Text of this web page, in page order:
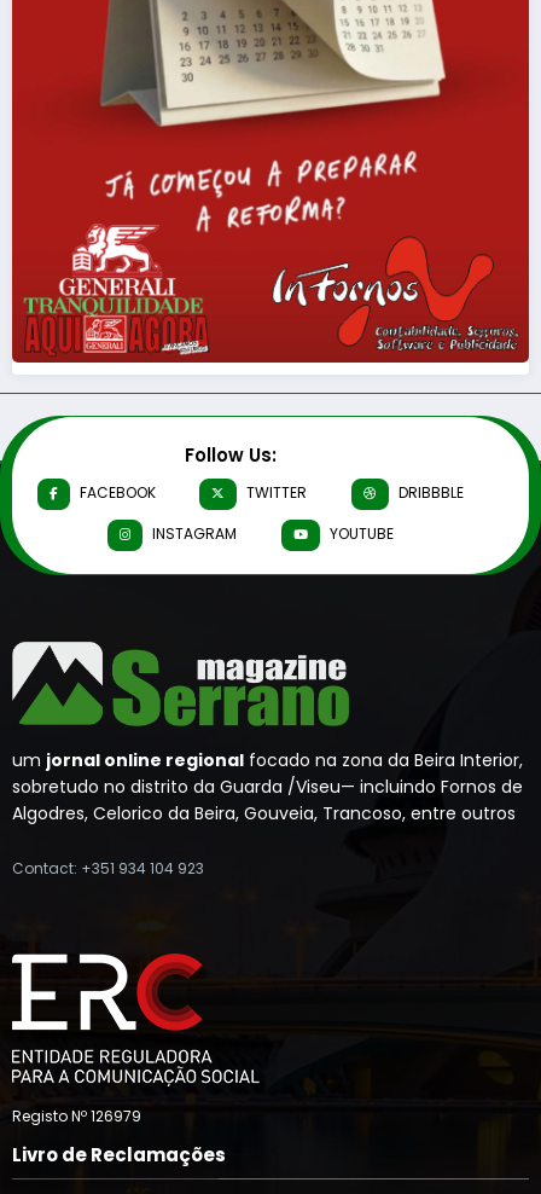
Follow Us:
FACEBOOK TWITTER
DRIBBBLE
INSTAGRAM
YOUTUBE
um jornal online regional focado na zona da Beira Interior,
sobretudo no distrito da Guarda /Viseu— incluindo Fornos de
Algodres, Celorico da Beira, Gouveia, Trancoso, entre outros
Contact: +351 934 104 923
Registo Nº 126979
Livro de Reclamações